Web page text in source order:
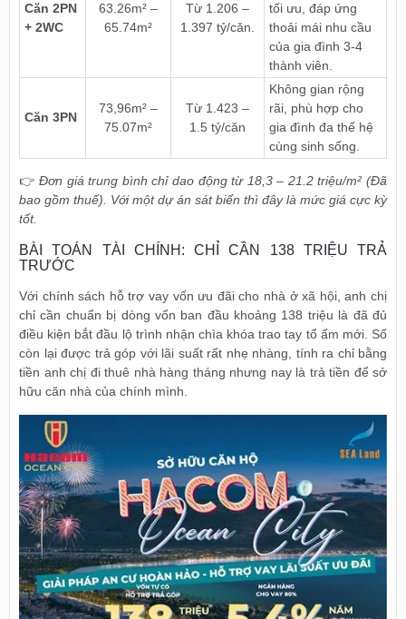
Căn 2PN
+ 2WC
63.26m² –
65.74m²
Từ 1.206 –
1.397 tỷ/căn.
tối ưu, đáp ứng
thoải mái nhu cầu
của gia đình 3-4
thành viên.
Căn 3PN
73,96m² –
75.07m²
Từ 1.423 –
1.5 tỷ/căn
Không gian rộng
rãi, phù hợp cho
gia đình đa thế hệ
cùng sinh sống.
👉 Đơn giá trung bình chỉ dao động từ 18,3 – 21.2 triệu/m² (Đã
bao gồm thuế). Với một dự án sát biển thì đây là mức giá cực kỳ
tốt.
BÀI TOÁN TÀI CHÍNH: CHỈ CẦN 138 TRIỆU TRẢ
TRƯỚC
Với chính sách hỗ trợ vay vốn ưu đãi cho nhà ở xã hội, anh chị
chỉ cần chuẩn bị dòng vốn ban đầu khoảng 138 triệu là đã đủ
điều kiện bắt đầu lộ trình nhận chìa khóa trao tay tổ ấm mới. Số
còn lại được trả góp với lãi suất rất nhẹ nhàng, tính ra chỉ bằng
tiền anh chị đi thuê nhà hàng tháng nhưng nay là trả tiền để sở
hữu căn nhà của chính mình.